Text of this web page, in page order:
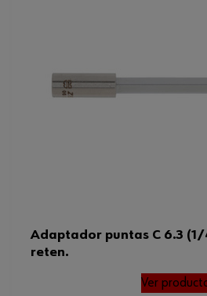
Adaptador puntas C 6.3
reten.
Ver